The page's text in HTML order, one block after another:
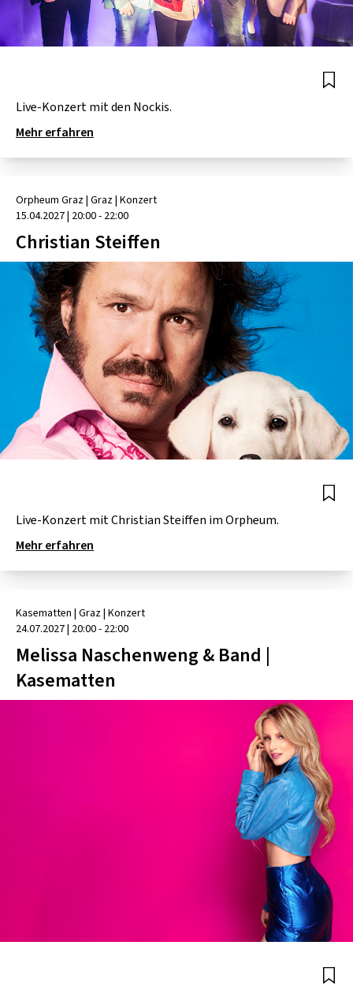
Live-Konzert mit den Nockis.
Mehr erfahren
Orpheum Graz| Graz| Konzert
15.04.2027| 20:00 - 22:00
Christian Steiffen
Live-Konzert mit Christian Steiffen im Orpheum.
Mehr erfahren
Kasematten | Graz| Konzert
24.07.2027| 20:00 - 22:00
Melissa Naschenweng & Band |
Kasematten